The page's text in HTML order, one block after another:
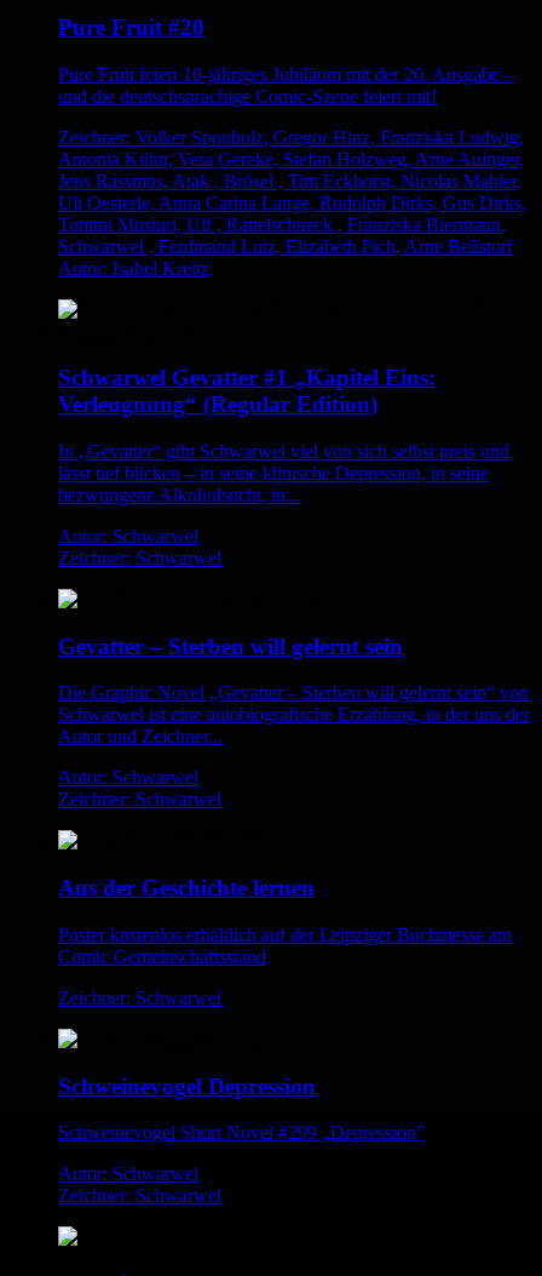
Pure Fruit #20
Pure Fruit feiert 10-jähriges Jubiläum mit der 20. Ausgabe –
und die deutschsprachige Comic-Szene feiert mit!
Zeichner: Volker Sponholz, Gregor Hinz, Franziska Ludwig,
Antonia Kühn, Vera Gereke, Stefan Holzweg, Arne Auinger,
Jens Rassmus, Atak , Brösel , Tim Eckhorst, Nicolas Mahler,
Uli Oesterle, Anna Carina Lange, Rudolph Dirks, Gus Dirks,
Tommi Musturi, Ulf , Rattelschneck , Franziska Biermann,
Schwarwel , Ferdinand Lutz, Elizabeth Pich, Arne Bellstorf
Autor: Isabel Kreitz
Schwarwel Gevatter #1 „Kapitel Eins:
Verleugnung“ (Regular Edition)
In „Gevatter“ gibt Schwarwel viel von sich selbst preis und
lässt tief blicken – in seine klinische Depression, in seine
bezwungene Alkoholsucht, in...
Autor: Schwarwel
Zeichner: Schwarwel
Gevatter – Sterben will gelernt sein
Die Graphic Novel „Gevatter – Sterben will gelernt sein“ von
Schwarwel ist eine autobiografische Erzählung, in der uns der
Autor und Zeichner...
Autor: Schwarwel
Zeichner: Schwarwel
Aus der Geschichte lernen
Poster kostenlos erhältlich auf der Leipziger Buchmesse am
Comic Gemeinschaftsstand
Zeichner: Schwarwel
Schweinevogel Depression
Schweinevogel Short Novel #299 „Depression”
Autor: Schwarwel
Zeichner: Schwarwel